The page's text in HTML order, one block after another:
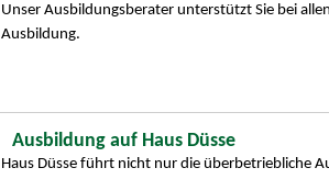
Unser Ausbildungsberater unterstützt Sie bei
Ausbildung.
Ausbildung auf Haus Düsse
Haus Düsse führt nicht nur die überbetriebliche